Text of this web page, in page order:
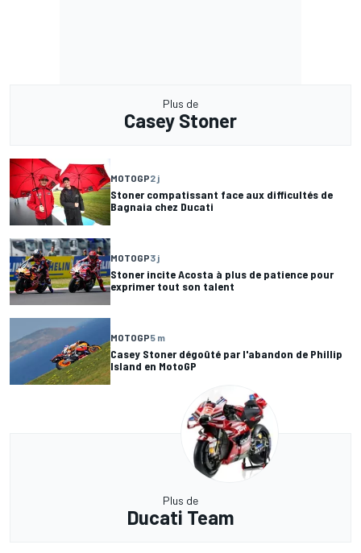
Plus de
Casey Stoner
MOTOGP2 j
Stoner compatissant face aux difficultés de
Bagnaia chez Ducati
MOTOGP3 j
Stoner incite Acosta à plus de patience pour
exprimer tout son talent
MOTOGP5 m
Casey Stoner dégoûté par l'abandon de Phillip
Island en MotoGP
Plus de
Ducati Team